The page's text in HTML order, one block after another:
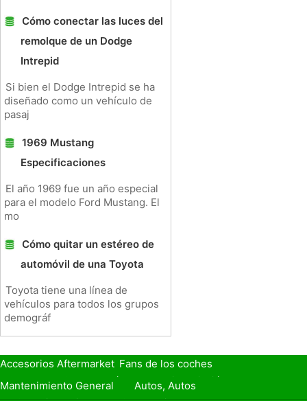
Cómo conectar las luces del
remolque de un Dodge
Intrepid
Si bien el Dodge Intrepid se ha
diseñado como un vehículo de
pasaj
1969 Mustang
Especificaciones
El año 1969 fue un año especial
para el modelo Ford Mustang. El
mo
Cómo quitar un estéreo de
automóvil de una Toyota
Toyota tiene una línea de
vehículos para todos los grupos
demográf
Accesorios Aftermarket Fans de los coches
Seguro de Coche
Préstamos y Financiación
Mantenimiento General
Autos, Autos